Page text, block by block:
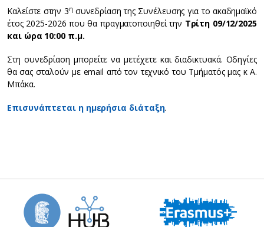
Καλείστε στην 3η συνεδρίαση της Συνέλευσης για το ακαδημαϊκό
έτος 2025-2026 που θα πραγματοποιηθεί την Τρίτη 09/12/2025
και ώρα 10:00 π.μ.
Στη συνεδρίαση μπορείτε να μετέχετε και διαδικτυακά. Οδηγίες
θα σας σταλούν με email από τον τεχνικό του Τμήματός μας κ Α.
Μπάκα.
Επισυνάπτεται η ημερήσια διάταξη.